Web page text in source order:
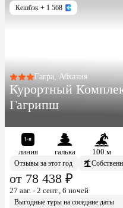
Кешбэк + 1 568
Гагра, Абхазия
Курортный
Гагрипш
линия галька 100 м
Отзывы за этот год
от 78 438 ₽
27 авг. - 2 сент., 6 ночей
Выгодные туры на соседние даты